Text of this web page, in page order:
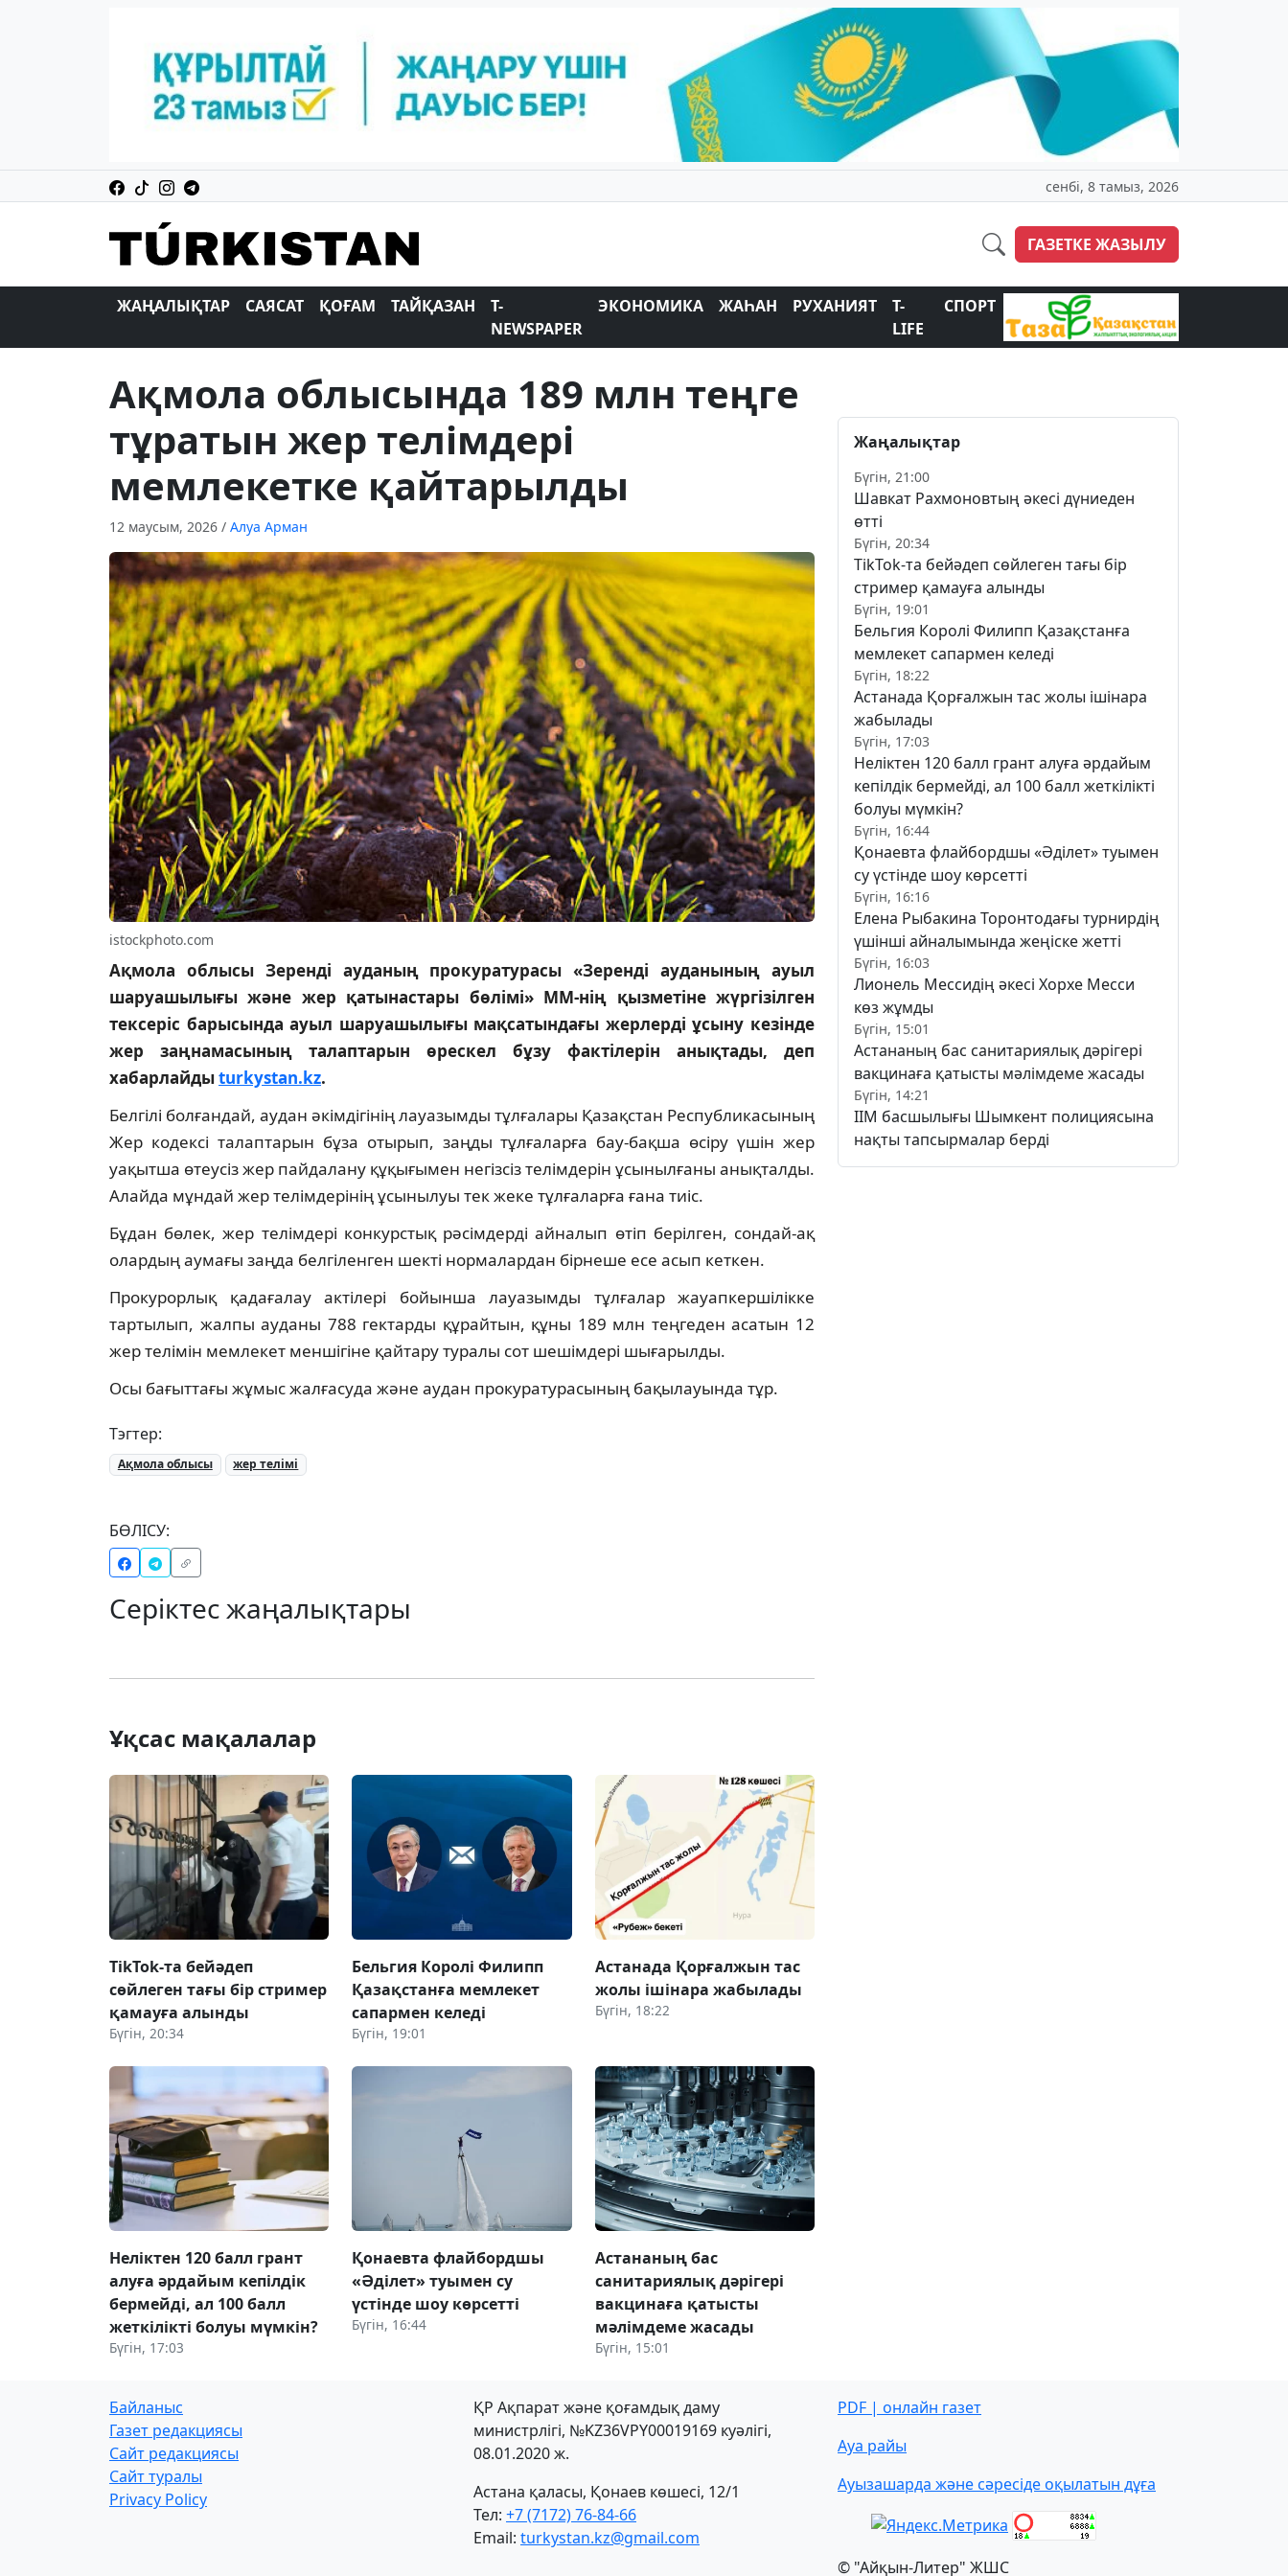
сенбі, 8 тамыз, 2026
ГАЗЕТКЕ ЖАЗЫЛУ
ЖАҢАЛЫҚТАР САЯСАТ ҚОҒАМ ТАЙҚАЗАН
T-
NEWSPAPER
ЭКОНОМИКА ЖАҺАН РУХАНИЯТ
T-
LIFE
СПОРТ
Ақмола облысында 189 млн теңге
тұратын жер телімдері
мемлекетке қайтарылды
12 маусым, 2026 / Алуа Арман
istockphoto.com
Ақмола облысы Зеренді ауданың прокуратурасы «Зеренді ауданының ауыл
шаруашылығы және жер қатынастары бөлімі» ММ-нің қызметіне жүргізілген
тексеріс барысында ауыл шаруашылығы мақсатындағы жерлерді ұсыну кезінде
жер заңнамасының талаптарын өрескел бұзу фактілерін анықтады, деп
хабарлайдыturkystan.kz.
Белгілі болғандай, аудан әкімдігінің лауазымды тұлғалары Қазақстан Республикасының
Жер кодексі талаптарын бұза отырып, заңды тұлғаларға бау-бақша өсіру үшін жер
уақытша өтеусіз жер пайдалану құқығымен негізсіз телімдерін ұсынылғаны анықталды.
Алайда мұндай жер телімдерінің ұсынылуы тек жеке тұлғаларға ғана тиіс.
Бұдан бөлек, жер телімдері конкурстық рәсімдерді айналып өтіп берілген, сондай-ақ
олардың аумағы заңда белгіленген шекті нормалардан бірнеше есе асып кеткен.
Прокурорлық қадағалау актілері бойынша лауазымды тұлғалар жауапкершілікке
тартылып, жалпы ауданы 788 гектарды құрайтын, құны 189 млн теңгеден асатын 12
жер телімін мемлекет меншігіне қайтару туралы сот шешімдері шығарылды.
Осы бағыттағы жұмыс жалғасуда және аудан прокуратурасының бақылауында тұр.
Тэгтер:
Ақмола облысы жер телімі
БӨЛІСУ:
Серіктес жаңалықтары
Ұқсас мақалалар
TikTok-та бейәдеп
сөйлеген тағы бір стример
қамауға алынды
Бүгін, 20:34
Бельгия Королі Филипп
Қазақстанға мемлекет
сапармен келеді
Бүгін, 19:01
Астанада Қорғалжын тас
жолы ішінара жабылады
Бүгін, 18:22
Неліктен 120 балл грант
алуға әрдайым кепілдік
бермейді, ал 100 балл
жеткілікті болуы мүмкін?
Бүгін, 17:03
Қонаевта флайбордшы
«Әділет» туымен су
үстінде шоу көрсетті
Бүгін, 16:44
Астананың бас
санитариялық дәрігері
вакцинаға қатысты
мәлімдеме жасады
Бүгін, 15:01
Жаңалықтар
Бүгін, 21:00
Шавкат Рахмоновтың әкесі дүниеден
өтті
Бүгін, 20:34
TikTok-та бейәдеп сөйлеген тағы бір
стример қамауға алынды
Бүгін, 19:01
Бельгия Королі Филипп Қазақстанға
мемлекет сапармен келеді
Бүгін, 18:22
Астанада Қорғалжын тас жолы ішінара
жабылады
Бүгін, 17:03
Неліктен 120 балл грант алуға әрдайым
кепілдік бермейді, ал 100 балл жеткілікті
болуы мүмкін?
Бүгін, 16:44
Қонаевта флайбордшы «Әділет» туымен
су үстінде шоу көрсетті
Бүгін, 16:16
Елена Рыбакина Торонтодағы турнирдің
үшінші айналымында жеңіске жетті
Бүгін, 16:03
Лионель Мессидің әкесі Хорхе Месси
көз жұмды
Бүгін, 15:01
Астананың бас санитариялық дәрігері
вакцинаға қатысты мәлімдеме жасады
Бүгін, 14:21
ІІМ басшылығы Шымкент полициясына
нақты тапсырмалар берді
Байланыс
Газет редакциясы
Сайт редакциясы
Сайт туралы
Privacy Policy
ҚР Ақпарат және қоғамдық даму
министрлігі, №KZ36VPY00019169 куәлігі,
08.01.2020 ж.
Астана қаласы, Қонаев көшесі, 12/1
Тел: +7 (7172) 76-84-66
Email: turkystan.kz@gmail.com
PDF | онлайн газет
Ауа райы
Ауызашарда және сәресіде оқылатын дұға
© "Айқын-Литер" ЖШС